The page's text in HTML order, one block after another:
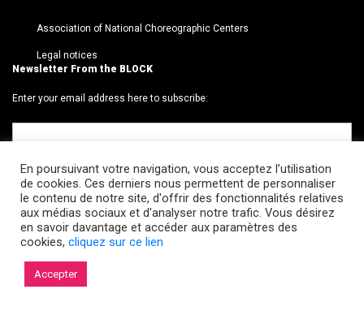
Association of National Choreographic Centers
Legal notices
Newsletter From the BLOCK
Enter your email address here to subscribe:
© 2026 Le BLOCK · CCNR. Tous droits réservés.
En poursuivant votre navigation, vous acceptez l’utilisation
de cookies. Ces derniers nous permettent de personnaliser
le contenu de notre site, d'offrir des fonctionnalités relatives
aux médias sociaux et d'analyser notre trafic. Vous désirez
en savoir davantage et accéder aux paramètres des
cookies, cliquez sur ce lien
Accepter